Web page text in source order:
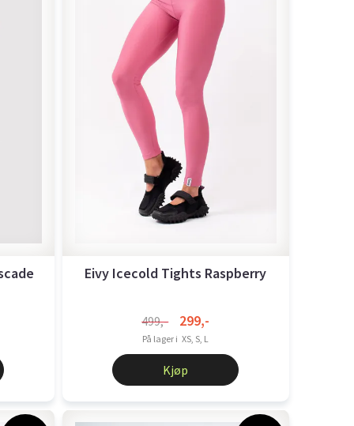
Eivy Icecold Tights Raspberry
499,- 299,-
På lager i XS, S, L
Kjøp